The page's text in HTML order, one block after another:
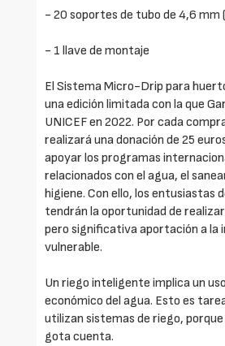
- 20 soportes de tubo de 4,6 mm
- 1 llave de montaje
El Sistema Micro-Drip para
una edición limitada con la que
UNICEF en 2022. Por cada
realizará una donación de 25
apoyar los programas
relacionados con el agua, el
higiene. Con ello, los entusiastas
tendrán la oportunidad de
pero significativa aportación a la
vulnerable.
Un riego inteligente implica un
económico del agua. Esto es
utilizan sistemas de riego, porque
gota cuenta.